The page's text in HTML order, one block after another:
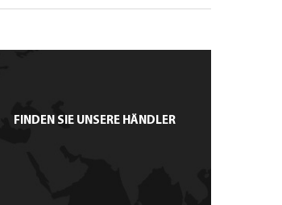
FINDEN SIE UNSERE HÄNDLER